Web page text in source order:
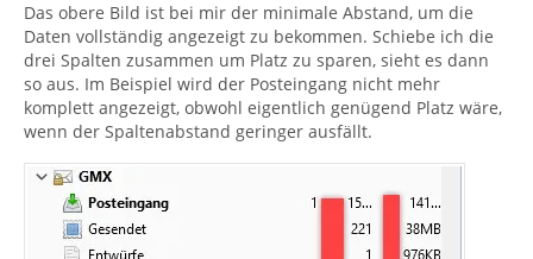
Das obere Bild ist bei mir der minimale Abstand, um die
Daten vollständig angezeigt zu bekommen. Schiebe ich die
drei Spalten zusammen um Platz zu sparen, sieht es dann
so aus. Im Beispiel wird der Posteingang nicht mehr
komplett angezeigt, obwohl eigentlich genügend Platz wäre,
wenn der Spaltenabstand geringer ausfällt.